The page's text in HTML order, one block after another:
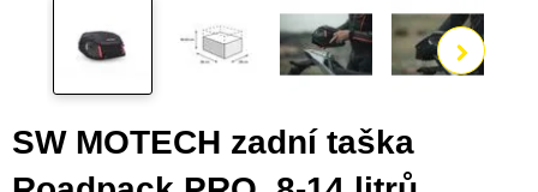
SW MOTECH zadní taška